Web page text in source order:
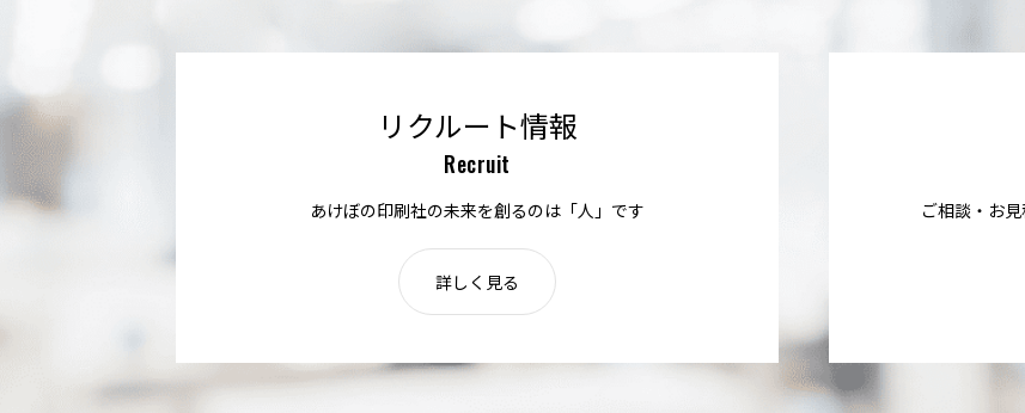
リクルート情報
Recruit
あけぼの印刷社の未来を創るのは「人」です
詳しく見る
ご相談・お